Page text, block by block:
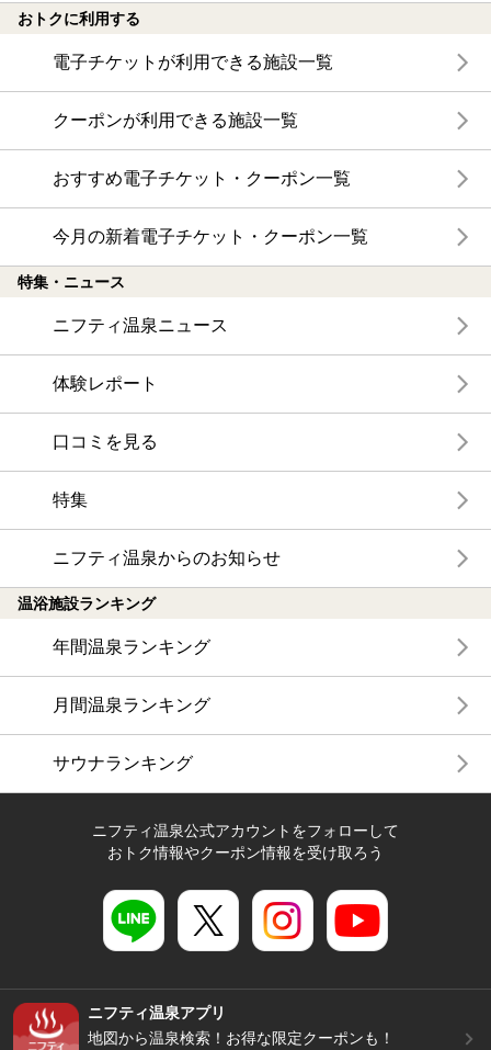
おトクに利用する
電子チケットが利用できる施設一覧
クーポンが利用できる施設一覧
おすすめ電子チケット・クーポン一覧
今月の新着電子チケット・クーポン一覧
特集・ニュース
ニフティ温泉ニュース
体験レポート
口コミを見る
特集
ニフティ温泉からのお知らせ
温浴施設ランキング
年間温泉ランキング
月間温泉ランキング
サウナランキング
ニフティ温泉公式アカウントをフォローして
おトク情報やクーポン情報を受け取ろう
ニフティ温泉アプリ
地図から温泉検索！お得な限定クーポンも！